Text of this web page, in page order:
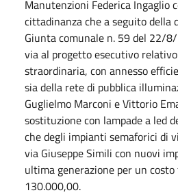
Manutenzioni Federica Ingaglio
cittadinanza che a seguito della
Giunta comunale n. 59 del 22/
via al progetto esecutivo
straordinaria, con annesso
sia della rete di pubblica
Guglielmo Marconi e Vittorio
sostituzione con lampade a led
che degli impianti semaforici di
via Giuseppe Simili con nuovi
ultima generazione per un
130.000,00.